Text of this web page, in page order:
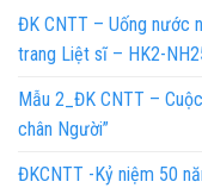
ĐK CNTT – Uống nước
trang Liệt sĩ – HK2-
Mẫu 2_ĐK CNTT –
chân Người”
ĐKCNTT -Kỷ niệm 50